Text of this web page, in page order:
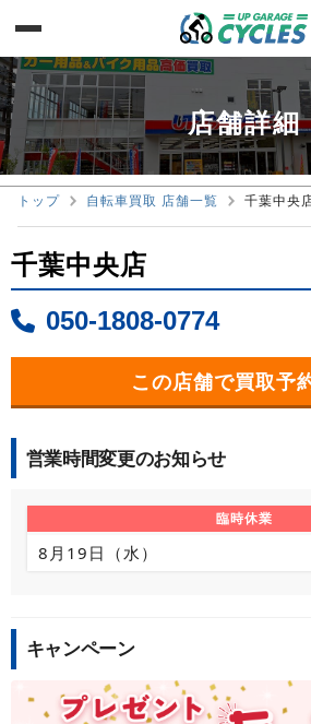
店舗詳細
トップ 自転車買取 店舗一覧 千葉中央
千葉中央店
050-1808-0774
この店舗で買取予
営業時間変更のお知らせ
臨時休業
8月19日（水）
キャンペーン